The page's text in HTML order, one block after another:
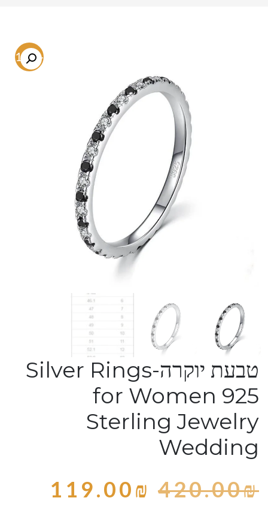
-71.7%
טבעת יוקרה-Silver Rings
for Women 925
Sterling Jewelry
Wedding
420.00₪
119.00₪